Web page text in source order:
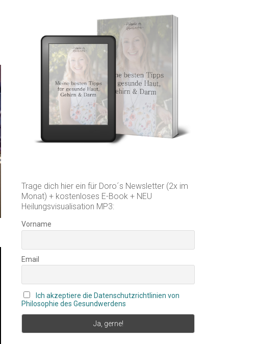
Trage dich hier ein für Doro´s Newsletter (2x im
Monat) + kostenloses E-Book + NEU
Heilungsvisualisation MP3:
Vorname
Email
Ich akzeptiere die Datenschutzrichtlinien von
Philosophie des Gesundwerdens